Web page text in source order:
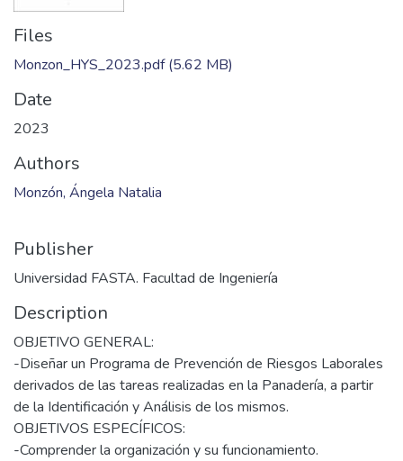
Files
Monzon_HYS_2023.pdf(5.62 MB)
Date
2023
Authors
Monzón, Ángela Natalia
Publisher
Universidad FASTA. Facultad de Ingeniería
Description
OBJETIVO GENERAL:
-Diseñar un Programa de Prevención de Riesgos Laborales
derivados de las tareas realizadas en la Panadería, a partir
de la Identificación y Análisis de los mismos.
OBJETIVOS ESPECÍFICOS:
-Comprender la organización y su funcionamiento.